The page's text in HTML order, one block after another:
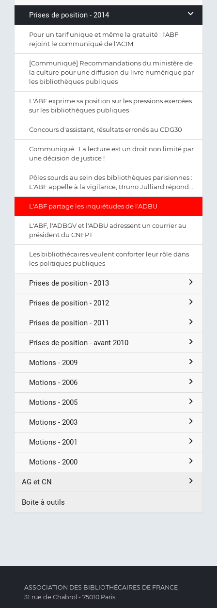
Prises de position - 2014
Pour un tarif unique et même la gratuité : l'ABF
rejoint le communiqué de l'ACIM
[Communiqué] Recommandations du ministère de
la culture pour une diffusion du livre numérique par
les bibliothèques publiques
L'ABF exprime sa position sur les pressions exercées
sur les bibliothèques publiques
Concours d'assistant, résultats erronés au CDG30
Communiqué : La lecture est un droit non limité par
une décision de justice !
Pôles sourds au sein des bibliothèques parisiennes :
L'ABF appelle à la vigilance, Bruno Julliard répond...
L'ABF partage les inquiétudes de l'ADBU
L'ABF, l'ADBGV et l'ADBU adressent un courrier au
président du CNFPT
Les bibliothécaires veulent conforter leur rôle dans
les politiques publiques
Prises de position - 2013
Prises de position - 2012
Prises de position - 2011
Prises de position - avant 2010
Motions - 2009
Motions - 2006
Motions - 2005
Motions - 2003
Motions - 2001
Motions - 2000
AG et CN
Boite à outils
ASSOCIATION DES BIBLIOTHÉCAIRES DE FRANCE
31 rue de Chabrol - 75010 Paris